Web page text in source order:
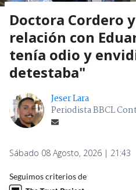
Doctora Cordero
relación con
tenía odio y
detestaba"
Jeser Lara
Periodista BBCL
Sábado 08 Agosto, 2026 | 21:43
Seguimos criterios de